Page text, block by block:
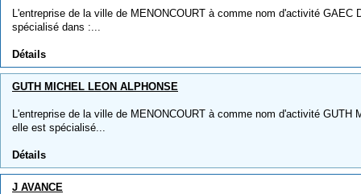
L'entreprise de la ville de MENONCOURT à comme nom d'activité GAEC
spécialisé dans :...
Détails
GUTH MICHEL LEON ALPHONSE
L'entreprise de la ville de MENONCOURT à comme nom d'activité GUTH
elle est spécialisé...
Détails
J AVANCE